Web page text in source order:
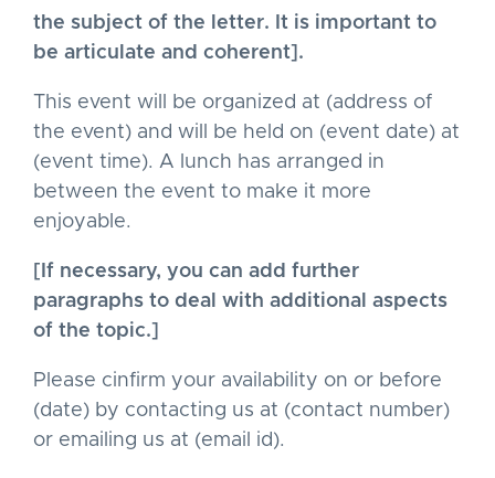
the subject of the letter. It is important to
be articulate and coherent].
This event will be organized at (address of
the event) and will be held on (event date) at
(event time). A lunch has arranged in
between the event to make it more
enjoyable.
[If necessary, you can add further
paragraphs to deal with additional aspects
of the topic.]
Please cinfirm your availability on or before
(date) by contacting us at (contact number)
or emailing us at (email id).